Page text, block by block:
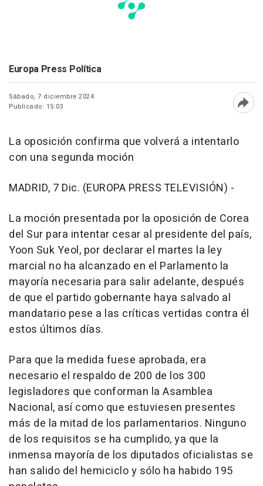
Europa Press Política
Sábado, 7 diciembre 2024
Publicado: 15:03
La oposición confirma que volverá a intentarlo
con una segunda moción
MADRID, 7 Dic. (EUROPA PRESS TELEVISIÓN) -
La moción presentada por la oposición de Corea
del Sur para intentar cesar al presidente del país,
Yoon Suk Yeol, por declarar el martes la ley
marcial no ha alcanzado en el Parlamento la
mayoría necesaria para salir adelante, después
de que el partido gobernante haya salvado al
mandatario pese a las críticas vertidas contra él
estos últimos días.
Para que la medida fuese aprobada, era
necesario el respaldo de 200 de los 300
legisladores que conforman la Asamblea
Nacional, así como que estuviesen presentes
más de la mitad de los parlamentarios. Ninguno
de los requisitos se ha cumplido, ya que la
inmensa mayoría de los diputados oficialistas se
han salido del hemiciclo y sólo ha habido 195